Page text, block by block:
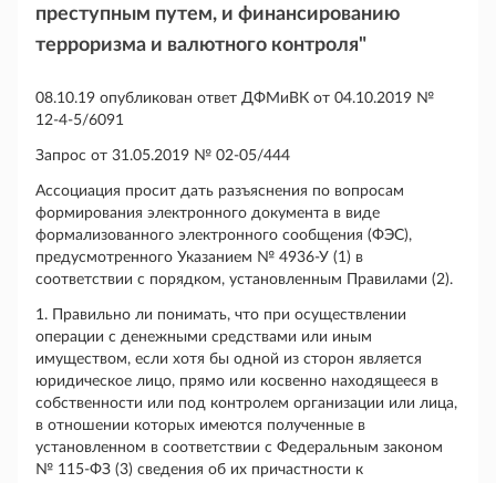
преступным путем, и финансированию
терроризма и валютного контроля"
08.10.19 опубликован ответ ДФМиВК от 04.10.2019 №
12-4-5/6091
Запрос от 31.05.2019 № 02-05/444
Ассоциация просит дать разъяснения по вопросам
формирования электронного документа в виде
формализованного электронного сообщения (ФЭС),
предусмотренного Указанием № 4936-У (1) в
соответствии с порядком, установленным Правилами (2).
1. Правильно ли понимать, что при осуществлении
операции с денежными средствами или иным
имуществом, если хотя бы одной из сторон является
юридическое лицо, прямо или косвенно находящееся в
собственности или под контролем организации или лица,
в отношении которых имеются полученные в
установленном в соответствии с Федеральным законом
№ 115-ФЗ (3) сведения об их причастности к